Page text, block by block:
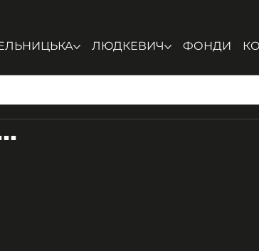
ЛЮДКЕВИЧ ФОНДИ